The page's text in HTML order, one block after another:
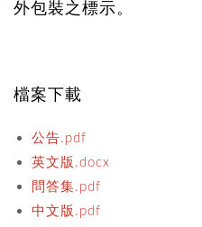
外包裝之標示。
檔案下載
公告.pdf
英文版.docx
問答集.pdf
中文版.pdf